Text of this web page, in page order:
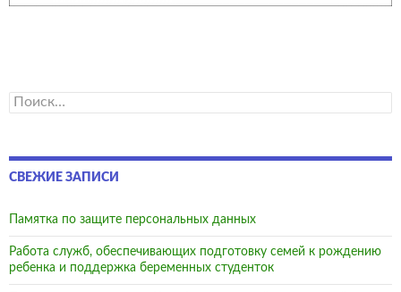
Найти:
СВЕЖИЕ ЗАПИСИ
Памятка по защите персональных данных
Работа служб, обеспечивающих подготовку семей к рождению
ребенка и поддержка беременных студенток